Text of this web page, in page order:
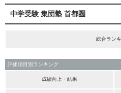
中学受験 集団塾 首都圏
総合ラン
評価項目別ランキング
成績向上・結果